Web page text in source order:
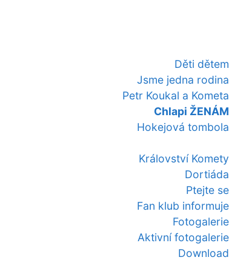
Děti dětem
Jsme jedna rodina
Petr Koukal a Kometa
Chlapi ŽENÁM
Hokejová tombola
Království Komety
Dortiáda
Ptejte se
Fan klub informuje
Fotogalerie
Aktivní fotogalerie
Download